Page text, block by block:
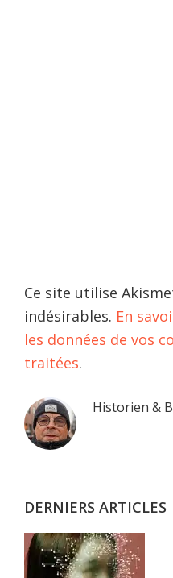
Ce site utilise
indésirables. En
les données de vos
traitées.
Barre
latérale
Historien &
DERNIERS ARTICLES